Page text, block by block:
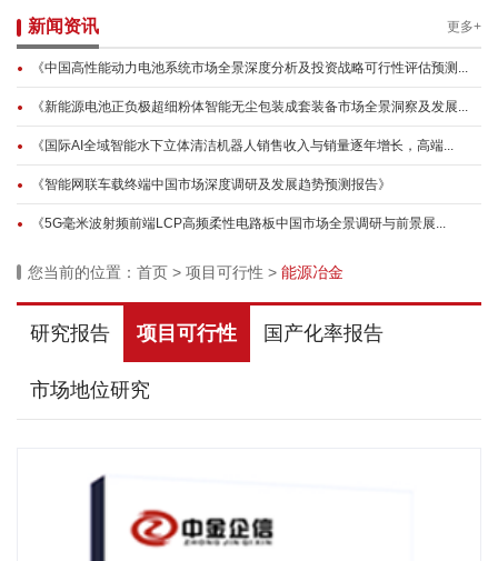
新闻资讯 更多+
《中国高性能动力电池系统市场全景深度分析及投资战略可行性评估预测...
《新能源电池正负极超细粉体智能无尘包装成套装备市场全景洞察及发展...
《国际AI全域智能水下立体清洁机器人销售收入与销量逐年增长，高端...
《智能网联车载终端中国市场深度调研及发展趋势预测报告》
《5G毫米波射频前端LCP高频柔性电路板中国市场全景调研与前景展...
您当前的位置： 首页 > 项目可行性 > 能源冶金
研究报告 项目可行性 国产化率报告
市场地位研究